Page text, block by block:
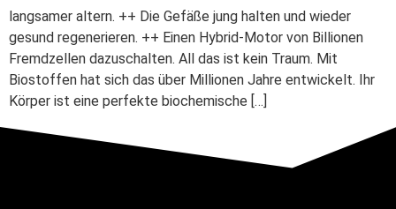
langsamer altern. ++ Die Gefäße jung halten und wieder
gesund regenerieren. ++ Einen Hybrid-Motor von Billionen
Fremdzellen dazuschalten. All das ist kein Traum. Mit
Biostoffen hat sich das über Millionen Jahre entwickelt. Ihr
Körper ist eine perfekte biochemische […]